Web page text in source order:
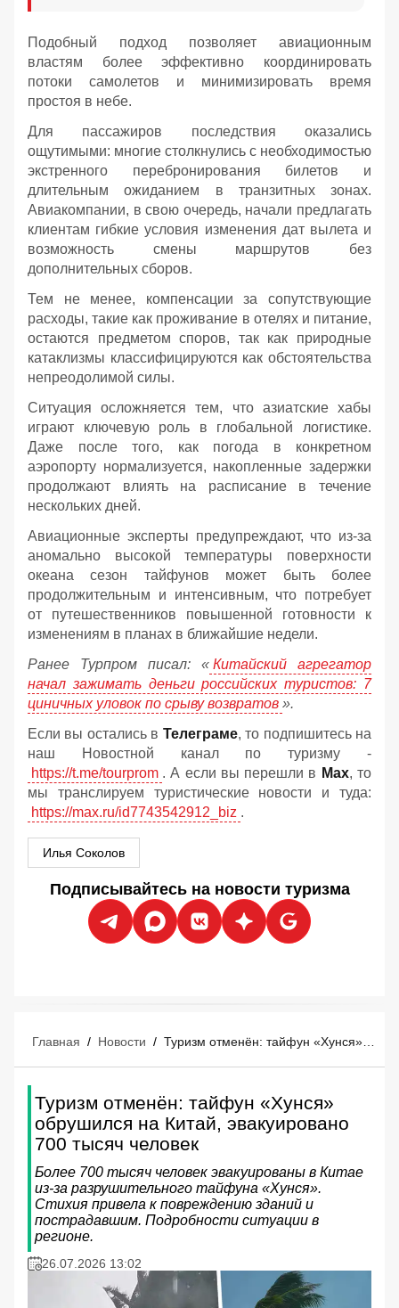
Подобный подход позволяет авиационным
властям более эффективно координировать
потоки самолетов и минимизировать время
простоя в небе.
Для пассажиров последствия оказались
ощутимыми: многие столкнулись с необходимостью
экстренного перебронирования билетов и
длительным ожиданием в транзитных зонах.
Авиакомпании, в свою очередь, начали предлагать
клиентам гибкие условия изменения дат вылета и
возможность смены маршрутов без
дополнительных сборов.
Тем не менее, компенсации за сопутствующие
расходы, такие как проживание в отелях и питание,
остаются предметом споров, так как природные
катаклизмы классифицируются как обстоятельства
непреодолимой силы.
Ситуация осложняется тем, что азиатские хабы
играют ключевую роль в глобальной логистике.
Даже после того, как погода в конкретном
аэропорту нормализуется, накопленные задержки
продолжают влиять на расписание в течение
нескольких дней.
Авиационные эксперты предупреждают, что из-за
аномально высокой температуры поверхности
океана сезон тайфунов может быть более
продолжительным и интенсивным, что потребует
от путешественников повышенной готовности к
изменениям в планах в ближайшие недели.
Ранее Турпром писал: « Китайский агрегатор
начал зажимать деньги российских туристов: 7
циничных уловок по срыву возвратов ».
Если вы остались в Телеграме, то подпишитесь на
наш Новостной канал по туризму -
https://t.me/tourprom . А если вы перешли в Мах, то
мы транслируем туристические новости и туда:
https://max.ru/id7743542912_biz .
Илья Соколов
Подписывайтесь на новости туризма
Главная / Новости /
Туризм отменён: тайфун «Хунся»
обрушился на Китай, эвакуировано
700 тысяч человек
Более 700 тысяч человек эвакуированы в Китае
из-за разрушительного тайфуна «Хунся».
Стихия привела к повреждению зданий и
пострадавшим. Подробности ситуации в
регионе.
26.07.2026 13:02